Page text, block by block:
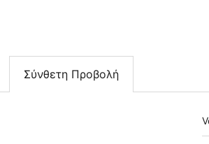
Σύνθετη Προβολή